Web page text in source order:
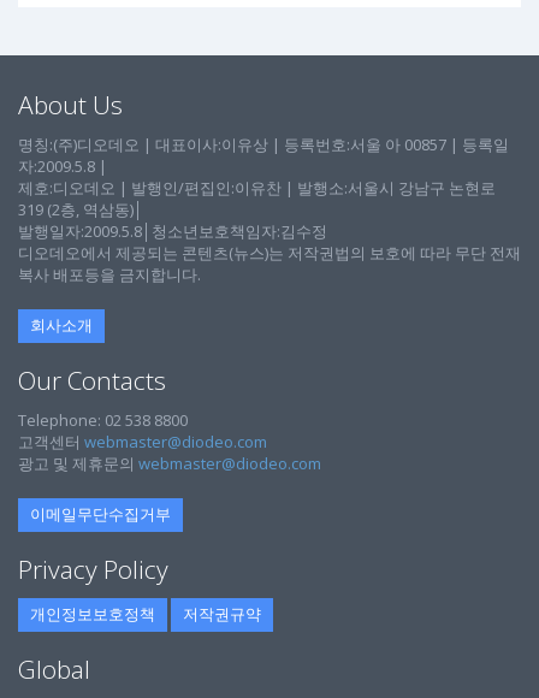
About Us
명칭:(주)디오데오 | 대표이사:이유상 | 등록번호:서울 아 00857 | 등록일
자:2009.5.8 |
제호:디오데오 | 발행인/편집인:이유찬 | 발행소:서울시 강남구 논현로
319 (2층, 역삼동)│
발행일자:2009.5.8│청소년보호책임자:김수정
디오데오에서 제공되는 콘텐츠(뉴스)는 저작권법의 보호에 따라 무단 전재
복사 배포등을 금지합니다.
회사소개
Our Contacts
Telephone: 02 538 8800
고객센터 webmaster@diodeo.com
광고 및 제휴문의 webmaster@diodeo.com
이메일무단수집거부
Privacy Policy
개인정보보호정책 저작권규약
Global